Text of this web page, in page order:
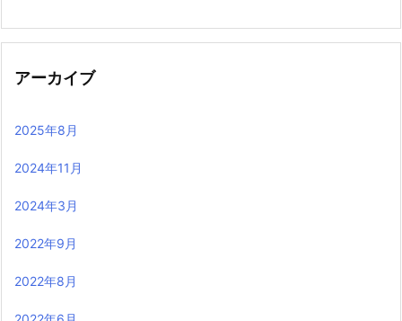
アーカイブ
2025年8月
2024年11月
2024年3月
2022年9月
2022年8月